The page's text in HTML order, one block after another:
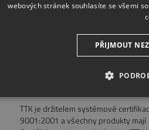
TTK je držitelem systémové
9001:2001 a všechny produkty mají
webových stránek souhlasíte se všemi
PŘIJMOUT